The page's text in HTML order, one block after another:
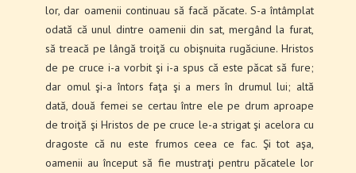
lor, dar oamenii continuau să facă păcate. S-a întâmplat
odată că unul dintre oamenii din sat, mergând la furat,
să treacă pe lângă troiţă cu obişnuita rugăciune. Hristos
de pe cruce i-a vorbit şi i-a spus că este păcat să fure;
dar omul şi-a întors faţa şi a mers în drumul lui; altă
dată, două femei se certau între ele pe drum aproape
de troiţă şi Hristos de pe cruce le-a strigat şi acelora cu
dragoste că nu este frumos ceea ce fac. Şi tot aşa,
oamenii au început să fie mustraţi pentru păcatele lor